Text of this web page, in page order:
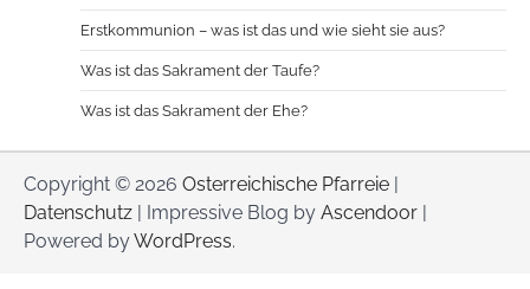
Erstkommunion – was ist das und wie sieht sie aus?
Was ist das Sakrament der Taufe?
Was ist das Sakrament der Ehe?
Copyright © 2026 Osterreichische Pfarreie |
Datenschutz | Impressive Blog by Ascendoor |
Powered byWordPress.